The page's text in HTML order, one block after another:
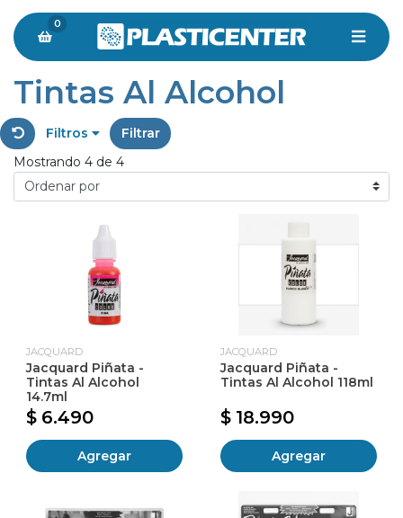
0
Tintas Al Alcohol
Filtros
Filtrar
Mostrando 4 de 4
JACQUARD
Jacquard Piñata -
Tintas Al Alcohol
14.7ml
$ 6.490
Agregar
JACQUARD
Jacquard Piñata -
Tintas Al Alcohol 118ml
$ 18.990
Agregar